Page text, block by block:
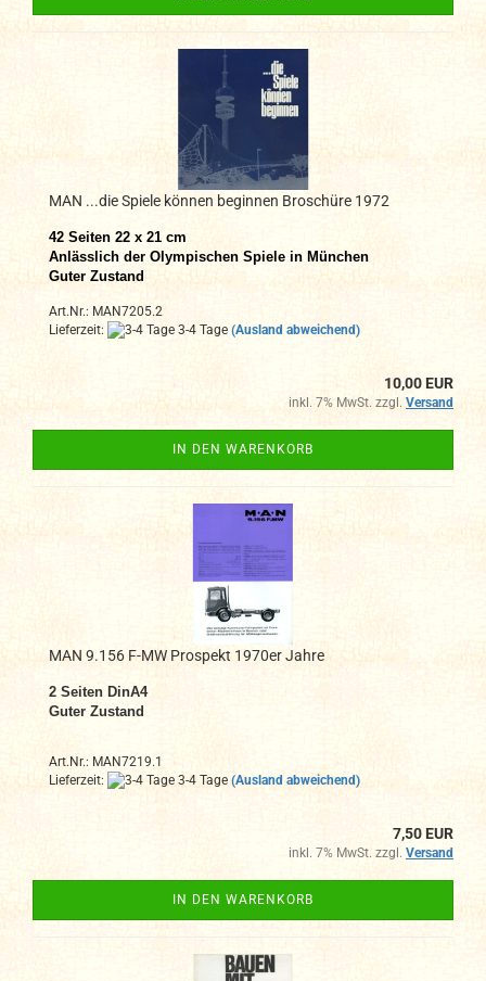
MAN ...die Spiele können beginnen Broschüre 1972
42 Seiten 22 x 21 cm
Anlässlich der Olympischen Spiele in München
Guter Zustand
Art.Nr.: MAN7205.2
Lieferzeit:
3-4 Tage (Ausland abweichend)
10,00 EUR
inkl. 7% MwSt. zzgl. Versand
IN DEN WARENKORB
MAN 9.156 F-MW Prospekt 1970er Jahre
2 Seiten DinA4
Guter Zustand
Art.Nr.: MAN7219.1
Lieferzeit:
3-4 Tage (Ausland abweichend)
7,50 EUR
inkl. 7% MwSt. zzgl. Versand
IN DEN WARENKORB